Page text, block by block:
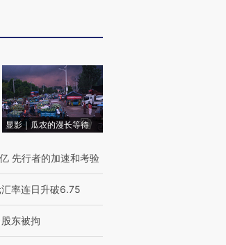
显影｜瓜农的漫长等待
先行者的加速和考验
率连日升破6.75
东被拘